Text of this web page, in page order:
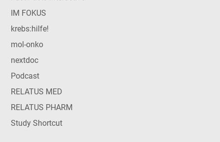
IM FOKUS
krebs:hilfe!
mol-onko
nextdoc
Podcast
RELATUS MED
RELATUS PHARM
Study Shortcut